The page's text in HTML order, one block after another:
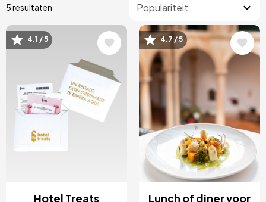
5 resultaten
Afbeelding
4.1 / 5
Hotel Treats
Afbeelding
4.7 / 5
Lunch of diner voor